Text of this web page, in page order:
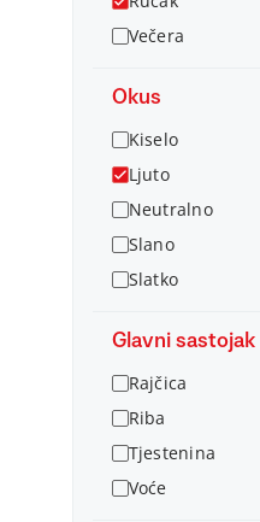
Večera
Okus
Kiselo
Ljuto
Neutralno
Slano
Slatko
Glavni sastojak
Rajčica
Riba
Tjestenina
Voće